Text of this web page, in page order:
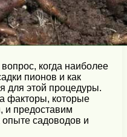
когда наиболее
пионов и как
для этой процедуры.
факторы, которые
и предоставим
садоводов и